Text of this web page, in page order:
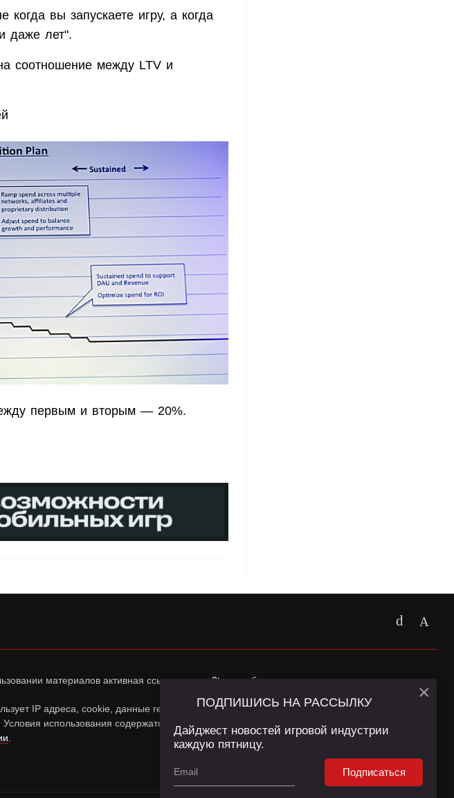
вы запускаете игру, а когда
даже лет".
соотношение между LTV и
первым и вторым — 20%.
материалов активная ссылка наapp2top.ruобязательна.
IP адреса, cookie, данные геолокации Пользователей сайта и сервис «Яндекс
использования содержатся в
Политике конфиденциальностии
ПОДПИШИСЬ НА РАССЫЛКУ
Дайджест новостей игровой индустрии
каждую пятницу.
Подписаться
×